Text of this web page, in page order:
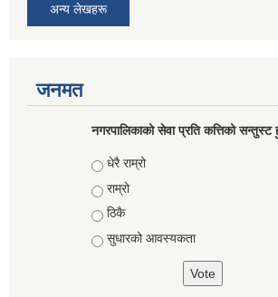
अन्य लेखहरू
जनमत
नगरपालिकाको सेवा प्रति कत्तिको
Choices
धेरै राम्रो
राम्रो
ठिकै
सुधारको आवस्यकता